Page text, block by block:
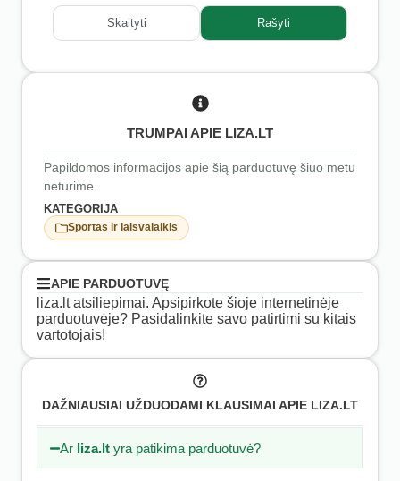
Skaityti Rašyti
TRUMPAI APIE LIZA.LT
Papildomos informacijos apie šią parduotuvę šiuo metu
neturime.
KATEGORIJA
Sportas ir laisvalaikis
APIE PARDUOTUVĘ
liza.lt atsiliepimai. Apsipirkote šioje internetinėje
parduotuvėje? Pasidalinkite savo patirtimi su kitais
vartotojais!
DAŽNIAUSIAI UŽDUODAMI KLAUSIMAI APIE LIZA.LT
Ar liza.lt yra patikima parduotuvė?